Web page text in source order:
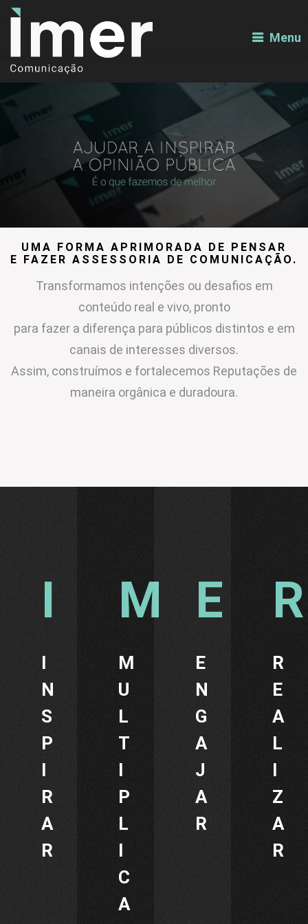
Menu
UMA FORMA APRIMORADA DE PENSAR
E FAZER ASSESSORIA DE COMUNICAÇÃO.
Transformamos intenções ou desafios em
conteúdo real e vivo, pronto
para fazer a diferença para públicos distintos e em
canais de interesses diversos.
Assim, construímos e fortalecemos Reputações de
maneira orgânica e duradoura.
I
N
S
P
I
R
A
R
M
U
L
T
I
P
L
I
C
A
E
N
G
A
J
A
R
R
E
A
L
I
Z
A
R